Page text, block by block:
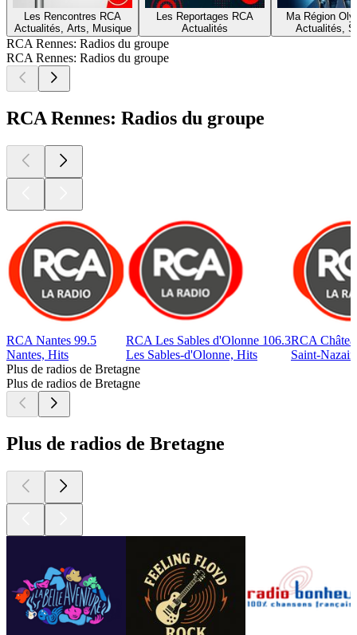
Les Rencontres RCA
Actualités, Arts, Musique
Les Reportages RCA
Actualités
Ma Région
Actualités,
RCA Rennes: Radios du groupe
RCA Rennes: Radios du groupe
RCA Rennes: Radios du groupe
RCA Nantes 99.5
Nantes, Hits
RCA Les Sables d'Olonne 106.3
Les Sables-d'Olonne, Hits
RCA
Saint-
Plus de radios de Bretagne
Plus de radios de Bretagne
Plus de radios de Bretagne